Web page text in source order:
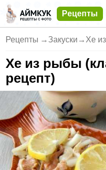
Рецепты
Рецепты → Закуски → Хе
Хе из рыбы
рецепт)